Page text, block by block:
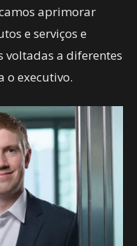
aprimorar
e serviços e
voltadas a diferentes
o executivo.